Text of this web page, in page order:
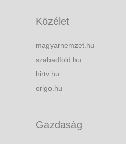
Közélet
magyarnemzet.hu
szabadfold.hu
hirtv.hu
origo.hu
Gazdaság